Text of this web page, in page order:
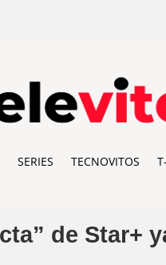
SERIES TECNOVITOS
de Star+